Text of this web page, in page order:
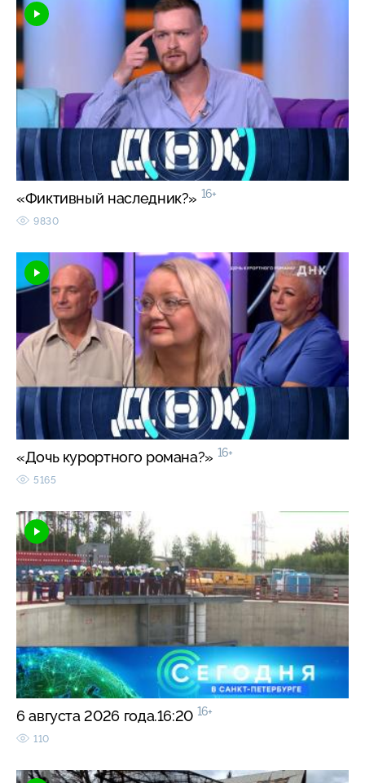
«Фиктивный наследник?» 16+
9830
«Дочь курортного романа?» 16+
5165
6 августа 2026 года.16:20 16+
110